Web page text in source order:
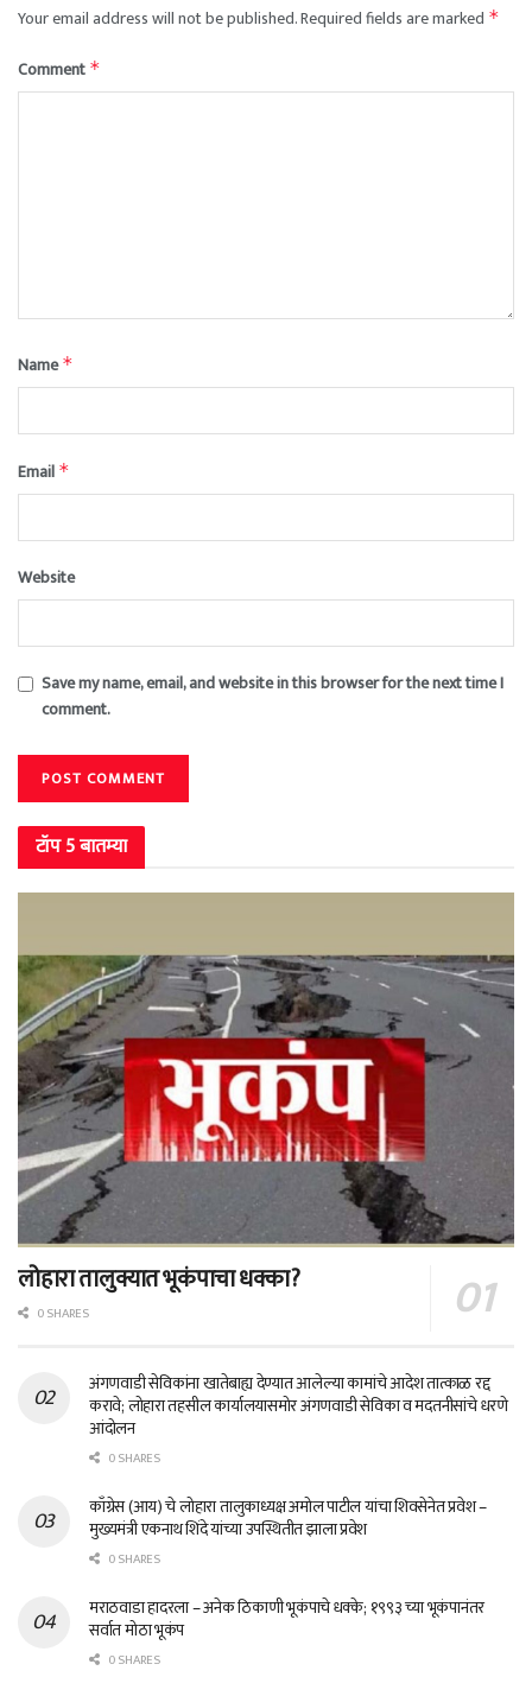
Your email address will not be published.Required fields are marked *
Comment *
Name*
Email *
Website
Save my name, email, and website in this browser for the next time I
comment.
टॉप 5 बातम्या
लोहारा तालुक्यात भूकंपाचा धक्का?
0 SHARES
अंगणवाडी सेविकांना खातेबाह्य देण्यात आलेल्या कामांचे आदेश तात्काळ रद्द
करावे; लोहारा तहसील कार्यालयासमोर अंगणवाडी सेविका व मदतनीसांचे धरणे
आंदोलन
0 SHARES
काँग्रेस (आय) चे लोहारा तालुकाध्यक्ष अमोल पाटील यांचा शिवसेनेत प्रवेश –
मुख्यमंत्री एकनाथ शिंदे यांच्या उपस्थितीत झाला प्रवेश
0 SHARES
मराठवाडा हादरला – अनेक ठिकाणी भूकंपाचे धक्के; १९९३ च्या भूकंपानंतर
सर्वात मोठा भूकंप
0 SHARES